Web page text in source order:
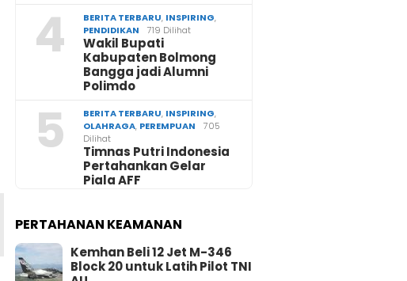
4 BERITA TERBARU, INSPIRING,
PENDIDIKAN
719 Dilihat
Wakil Bupati
Kabupaten Bolmong
Bangga jadi Alumni
Polimdo
5 BERITA TERBARU, INSPIRING,
OLAHRAGA, PEREMPUAN
705
Dilihat
Timnas Putri Indonesia
Pertahankan Gelar
Piala AFF
PERTAHANAN KEAMANAN
Kemhan Beli 12 Jet M-346
Block 20 untuk Latih Pilot TNI